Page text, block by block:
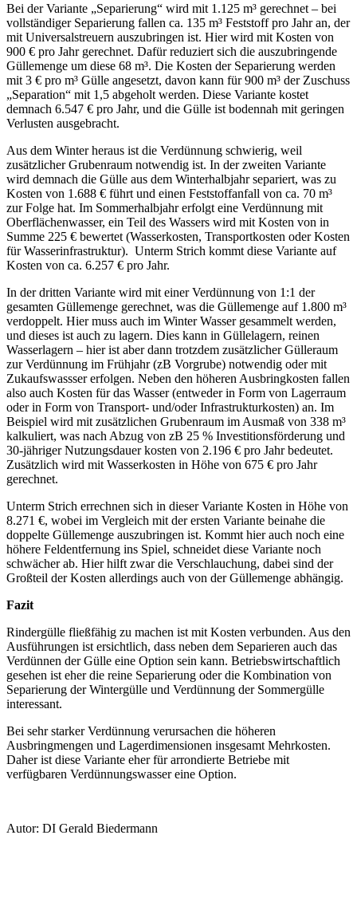
Bei der Variante „Separierung“ wird mit 1.125 m³ gerechnet – bei
vollständiger Separierung fallen ca. 135 m³ Feststoff pro Jahr an, der
mit Universalstreuern auszubringen ist. Hier wird mit Kosten von
900 € pro Jahr gerechnet. Dafür reduziert sich die auszubringende
Güllemenge um diese 68 m³. Die Kosten der Separierung werden
mit 3 € pro m³ Gülle angesetzt, davon kann für 900 m³ der Zuschuss
„Separation“ mit 1,5 abgeholt werden. Diese Variante kostet
demnach 6.547 € pro Jahr, und die Gülle ist bodennah mit geringen
Verlusten ausgebracht.
Aus dem Winter heraus ist die Verdünnung schwierig, weil
zusätzlicher Grubenraum notwendig ist. In der zweiten Variante
wird demnach die Gülle aus dem Winterhalbjahr separiert, was zu
Kosten von 1.688 € führt und einen Feststoffanfall von ca. 70 m³
zur Folge hat. Im Sommerhalbjahr erfolgt eine Verdünnung mit
Oberflächenwasser, ein Teil des Wassers wird mit Kosten von in
Summe 225 € bewertet (Wasserkosten, Transportkosten oder Kosten
für Wasserinfrastruktur). Unterm Strich kommt diese Variante auf
Kosten von ca. 6.257 € pro Jahr.
In der dritten Variante wird mit einer Verdünnung von 1:1 der
gesamten Güllemenge gerechnet, was die Güllemenge auf 1.800 m³
verdoppelt. Hier muss auch im Winter Wasser gesammelt werden,
und dieses ist auch zu lagern. Dies kann in Güllelagern, reinen
Wasserlagern – hier ist aber dann trotzdem zusätzlicher Gülleraum
zur Verdünnung im Frühjahr (zB Vorgrube) notwendig oder mit
Zukaufswassser erfolgen. Neben den höheren Ausbringkosten fallen
also auch Kosten für das Wasser (entweder in Form von Lagerraum
oder in Form von Transport- und/oder Infrastrukturkosten) an. Im
Beispiel wird mit zusätzlichen Grubenraum im Ausmaß von 338 m³
kalkuliert, was nach Abzug von zB 25 % Investitionsförderung und
30-jähriger Nutzungsdauer kosten von 2.196 € pro Jahr bedeutet.
Zusätzlich wird mit Wasserkosten in Höhe von 675 € pro Jahr
gerechnet.
Unterm Strich errechnen sich in dieser Variante Kosten in Höhe von
8.271 €, wobei im Vergleich mit der ersten Variante beinahe die
doppelte Güllemenge auszubringen ist. Kommt hier auch noch eine
höhere Feldentfernung ins Spiel, schneidet diese Variante noch
schwächer ab. Hier hilft zwar die Verschlauchung, dabei sind der
Großteil der Kosten allerdings auch von der Güllemenge abhängig.
Fazit
Rindergülle fließfähig zu machen ist mit Kosten verbunden. Aus den
Ausführungen ist ersichtlich, dass neben dem Separieren auch das
Verdünnen der Gülle eine Option sein kann. Betriebswirtschaftlich
gesehen ist eher die reine Separierung oder die Kombination von
Separierung der Wintergülle und Verdünnung der Sommergülle
interessant.
Bei sehr starker Verdünnung verursachen die höheren
Ausbringmengen und Lagerdimensionen insgesamt Mehrkosten.
Daher ist diese Variante eher für arrondierte Betriebe mit
verfügbaren Verdünnungswasser eine Option.
Autor: DI Gerald Biedermann